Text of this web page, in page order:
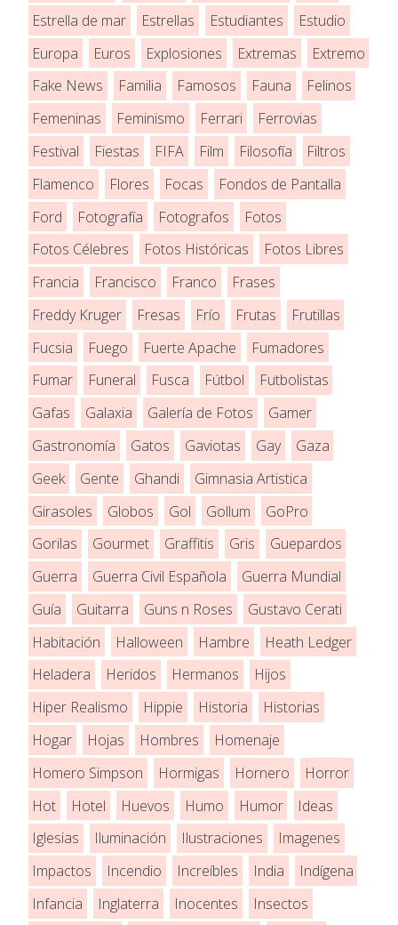
Estrella de mar
Estrellas Estudiantes
Estudio
Europa
Euros Explosiones Extremas
Extremo
Fake News
Familia Famosos Fauna
Felinos
Femeninas
Feminismo Ferrari
Ferrovias
Festival
Fiestas FIFA Film Filosofía
Filtros
Flamenco
Flores Focas
Fondos de Pantalla
Ford
Fotografía Fotografos
Fotos
Fotos Célebres
Fotos Históricas
Fotos Libres
Francia
Francisco Franco
Frases
Freddy Kruger
Fresas Frío Frutas
Frutillas
Fucsia
Fuego Fuerte Apache
Fumadores
Fumar
Funeral Fusca Fútbol
Futbolistas
Gafas
Galaxia Galería de Fotos
Gamer
Gastronomía
Gatos Gaviotas Gay
Gaza
Geek
Gente Ghandi
Gimnasia Artistica
Girasoles
Globos Gol Gollum
GoPro
Gorilas
Gourmet Graffitis Gris
Guepardos
Guerra
Guerra Civil Española
Guerra Mundial
Guía
Guitarra Guns n Roses
Gustavo Cerati
Habitación
Halloween Hambre
Heath Ledger
Heladera
Heridos Hermanos
Hijos
Hiper Realismo
Hippie Historia
Historias
Hogar
Hojas Hombres
Homenaje
Homero Simpson
Hormigas Hornero
Horror
Hot
Hotel Huevos Humo Humor
Ideas
Iglesias
Iluminación Ilustraciones
Imagenes
Impactos
Incendio Increíbles India
Indígena
Infancia
Inglaterra Inocentes
Insectos